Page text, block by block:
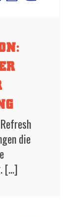
die
[...]